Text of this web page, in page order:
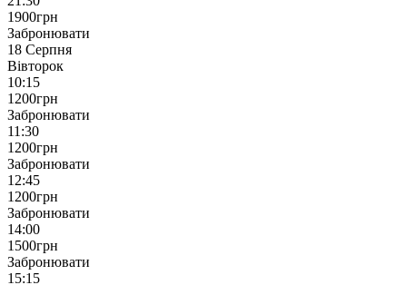
1900грн
Забронювати
18 Серпня
Вівторок
10:15
1200грн
Забронювати
11:30
1200грн
Забронювати
12:45
1200грн
Забронювати
14:00
1500грн
Забронювати
15:15